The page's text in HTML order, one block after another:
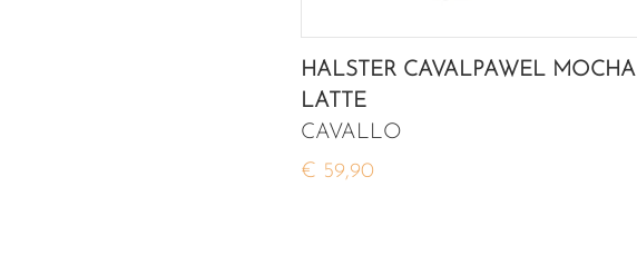
HALSTER CAVALPAWEL MOCHA
LATTE
CAVALLO
€ 59,90